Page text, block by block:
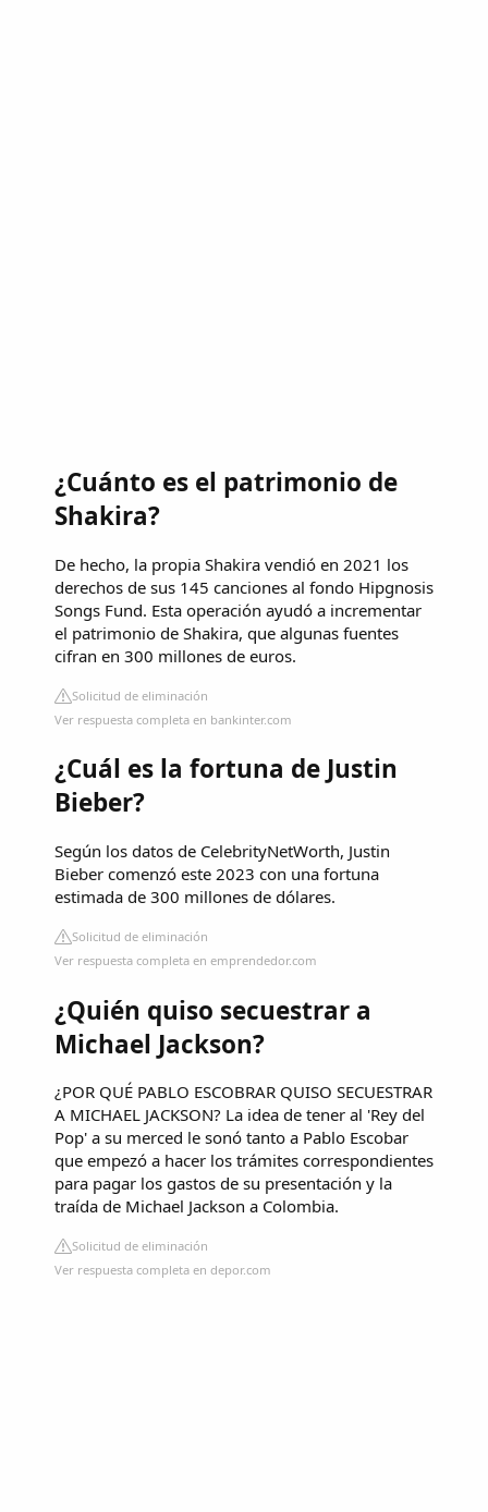
¿Cuánto es el patrimonio de
Shakira?
De hecho, la propia Shakira vendió en 2021 los
derechos de sus 145 canciones al fondo Hipgnosis
Songs Fund. Esta operación ayudó a incrementar
el patrimonio de Shakira, que algunas fuentes
cifran en 300 millones de euros.
Solicitud de eliminación
Ver respuesta completa en bankinter.com
¿Cuál es la fortuna de Justin
Bieber?
Según los datos de CelebrityNetWorth, Justin
Bieber comenzó este 2023 con una fortuna
estimada de 300 millones de dólares.
Solicitud de eliminación
Ver respuesta completa en emprendedor.com
¿Quién quiso secuestrar a
Michael Jackson?
¿POR QUÉ PABLO ESCOBRAR QUISO SECUESTRAR
A MICHAEL JACKSON? La idea de tener al 'Rey del
Pop' a su merced le sonó tanto a Pablo Escobar
que empezó a hacer los trámites correspondientes
para pagar los gastos de su presentación y la
traída de Michael Jackson a Colombia.
Solicitud de eliminación
Ver respuesta completa en depor.com